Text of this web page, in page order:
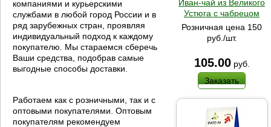
компаниями и курьерскими
службами в любой город России и в
ряд зарубежных стран, проявляя
индивидуальный подход к каждому
покупателю. Мы стараемся сберечь
Ваши средства, подобрав самые
выгодные способы доставки.
Работаем как с розничными, так и с
оптовыми покупателями. Оптовым
покупателям рекомендуем
Иван-чай из Великого
Устюга с чабрецом
Розничная цена 150
руб./шт.
105.00 руб.
Заказать